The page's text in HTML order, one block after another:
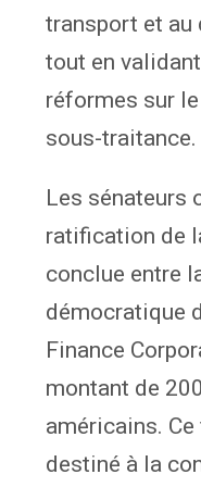
transport et au
tout en
réformes sur
sous-traitance.
Les sénateurs
ratification de
conclue entre
démocratique
Finance
montant de
américains.
destiné à la